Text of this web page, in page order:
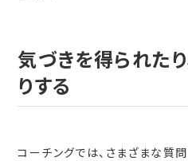
気づきを得られた
りする
コーチングでは、さまざまな質